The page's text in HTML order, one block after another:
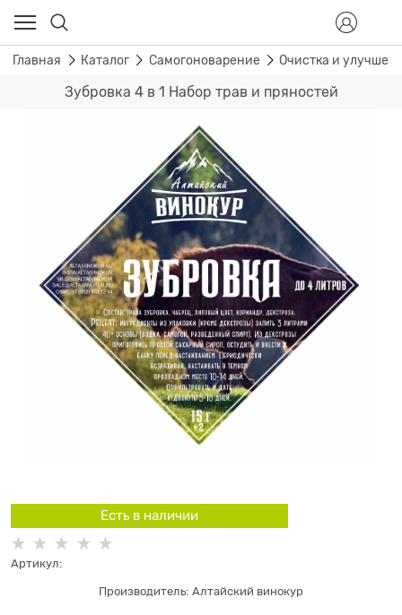
Главная Каталог Самогоноварение Очистка и
Зубровка 4 в 1 Набор трав и пряностей
Есть в наличии
Артикул:
Производитель: Алтайский винокур